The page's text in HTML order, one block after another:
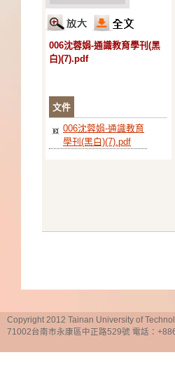
006沈蓉娟-通識教育學刊(黑
白)(7).pdf
文件
006沈蓉娟-通識教育
學刊(黑白)(7).pdf
Copyright 2012 Tainan University of
71002台南市永康區中正路529號 電話：